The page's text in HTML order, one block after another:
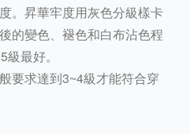
。昇華牢度用灰色分級樣卡
的變色、褪色和白布沾色程
最好。
要求達到3~4級才能符合穿